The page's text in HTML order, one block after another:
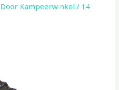
Kampeerwinkel/ 14